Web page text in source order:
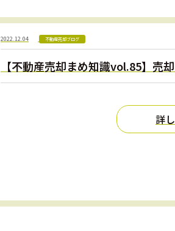
2022.12.04 不動産売却ブログ
【不動産売却まめ知識vol.85】売
詳